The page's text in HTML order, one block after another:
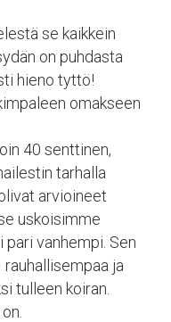
se kaikkein
on puhdasta
hieno tyttö!
omakseen
40 senttinen,
tarhalla
arvioineet
uskoisimme
pari vanhempi. Sen
ja
tulleen koiran.